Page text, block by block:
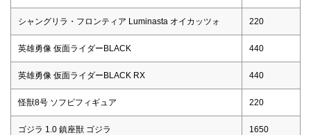
シャングリラ・フロンティア Luminasta オイカッツォ 220
英雄勇像 仮面ライダーBLACK 440
英雄勇像 仮面ライダーBLACK RX 440
怪獣8号 ソフビフィギュア 220
ゴジラ 1.0 鎮座獣 ゴジラ 1650